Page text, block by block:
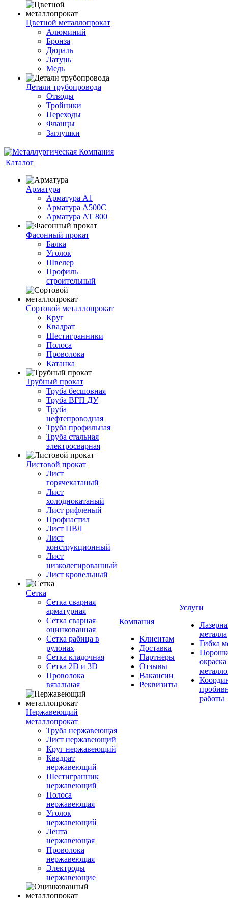
Цветной металлопрокат
Алюминий
Бронза
Дюраль
Латунь
Медь
Детали трубопровода
Отводы
Тройники
Переходы
Фланцы
Заглушки
Каталог
Арматура
Арматура А1
Арматура А500С
Арматура АТ 800
Фасонный прокат
Балка
Уголок
Швелер
Профиль
строительный
Сортовой металлопрокат
Круг
Квадрат
Шестигранники
Полоса
Проволока
Катанка
Трубный прокат
Труба бесшовная
Труба ВГП ДУ
Труба
нефтепроводная
Труба профильная
Труба стальная
электросварная
Листовой прокат
Лист
горячекатаный
Лист
холоднокатаный
Лист рифленый
Профнастил
Лист ПВЛ
Лист
конструкционный
Лист
низколегированный
Лист кровельный
Сетка
Сетка сварная
арматурная
Сетка сварная
оцинкованная
Сетка рабица в
рулонах
Сетка кладочная
Сетка 2D и 3D
Проволока
вязальная
Нержавеющий
металлопрокат
Труба нержавеющая
Лист нержавеющий
Круг нержавеющий
Квадрат
нержавеющий
Шестигранник
нержавеющий
Полоса
нержавеющая
Уголок
нержавеющий
Лента
нержавеющая
Проволока
нержавеющая
Электроды
нержавеющие
Компания
Клиентам
Доставка
Партнеры
Отзывы
Вакансии
Реквизиты
Услуги
металла
Гибка
окраска
работы